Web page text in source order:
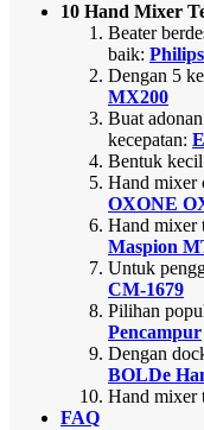
10 Hand Mixer
Beater
baik:
Dengan 5
MX200
Buat
kecepatan:
Bentuk
Hand mixer
OXONE
Hand mixer
Maspion
Untuk
CM-1679
Pilihan
Pencampur
Dengan
BOLDe
Hand mixer
FAQ